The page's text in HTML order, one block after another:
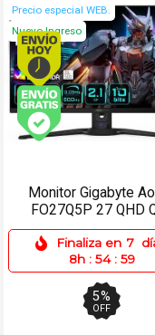
Precio especial WEB.
Nuevo Ingreso
Envío hoy.
Envío
Monitor Gigabyte
FO27Q5P 27 QHD
OLED 500Hz
Finaliza en 7
8h : 54 : 59
5%
OFF